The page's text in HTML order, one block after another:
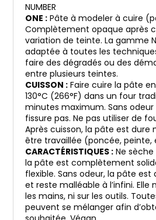
NUMBER
ONE : Pâte à modeler à cuire
Complètement opaque après
variation de teinte. La gamme
adaptée à toutes les
faire des dégradés ou des
entre plusieurs teintes.
CUISSON : Faire cuire la pâte
130°C (266°F) dans un four
minutes maximum. Sans odeur
fissure pas. Ne pas utiliser de
Après cuisson, la pâte est dure
être travaillée (poncée, peinte,
CARACTÉRISTIQUES : Ne sèche
la pâte est complètement
flexible. Sans odeur, la pâte
et reste malléable à l’infini. Elle
les mains, ni sur les outils.
peuvent se mélanger afin